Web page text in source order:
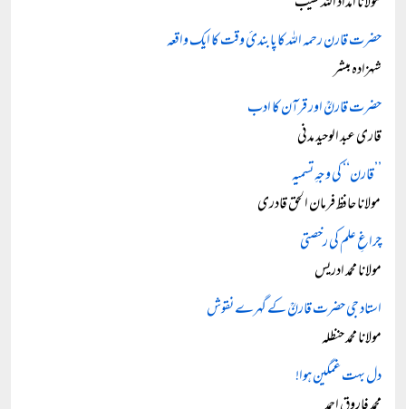
حضرت قارن رحمہ اللہ کا پابندئ وقت کا ایک واقعہ
شہزادہ مبشر
حضرت قارنؒ اور قرآن کا ادب
قاری عبد الوحید مدنی
’’قارن‘‘ کی وجہِ تسمیہ
مولانا حافظ فرمان الحق قادری
چراغِ علم کی رخصتی
مولانا محمد ادریس
استاد جی حضرت قارنؒ کے گہرے نقوش
مولانا محمد حنظلہ
دل بہت غمگین ہوا!